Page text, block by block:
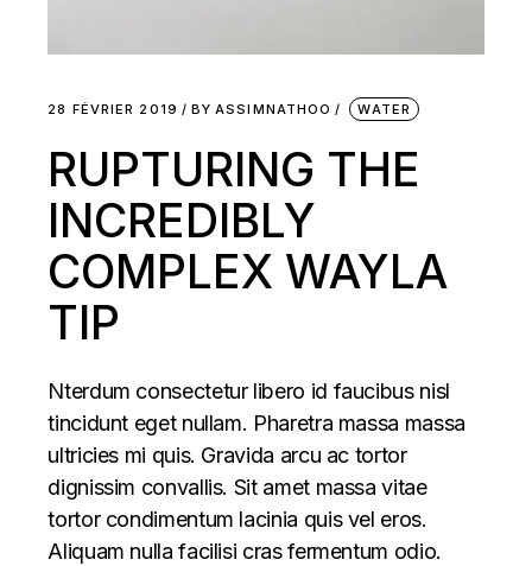
28 FÉVRIER 2019 BY ASSIMNATHOO WATER
RUPTURING THE
INCREDIBLY
COMPLEX WAYLA
TIP
Nterdum consectetur libero id faucibus nisl
tincidunt eget nullam. Pharetra massa massa
ultricies mi quis. Gravida arcu ac tortor
dignissim convallis. Sit amet massa vitae
tortor condimentum lacinia quis vel eros.
Aliquam nulla facilisi cras fermentum odio.